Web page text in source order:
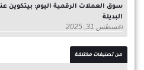
البديلة
أغسطس 31, 2025
من تصنيفات مختلفة